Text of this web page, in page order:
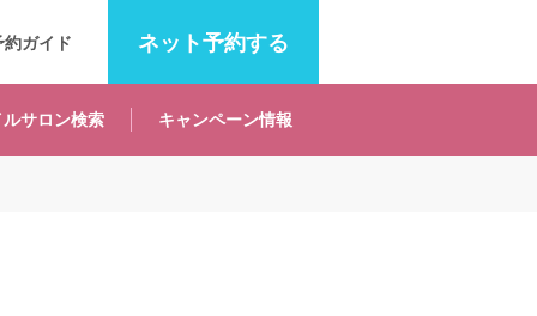
ネット予約する
サロン検索 キャンペーン情報
約ガイド